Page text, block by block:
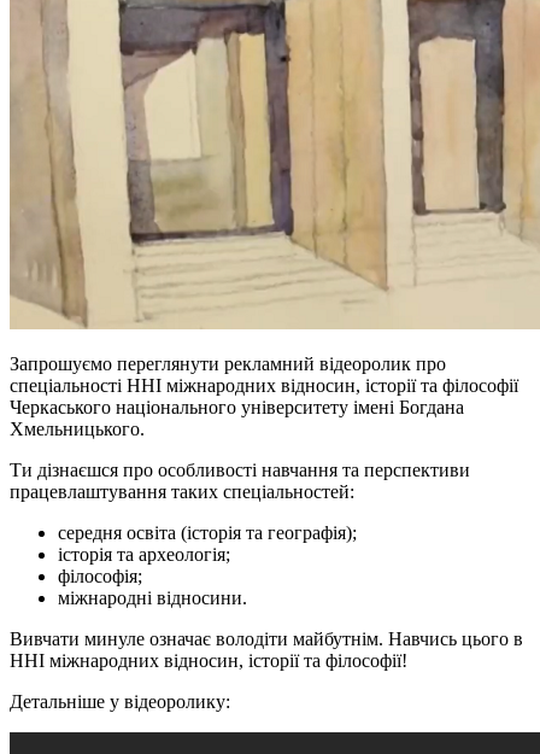
Запрошуємо переглянути рекламний відеоролик про
спеціальності ННІ міжнародних відносин, історії та філософії
Черкаського національного університету імені Богдана
Хмельницького.
Ти дізнаєшся про особливості навчання та перспективи
працевлаштування таких спеціальностей:
середня освіта (історія та географія);
історія та археологія;
філософія;
міжнародні відносини.
Вивчати минуле означає володіти майбутнім. Навчись цього в
ННІ міжнародних відносин, історії та філософії!
Детальніше у відеоролику: